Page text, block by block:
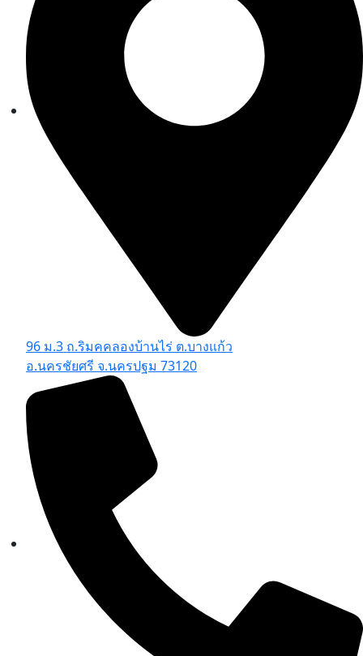
96 ม.3 ถ.ริมคคลองบ้านไร่ ต.บางแก้ว
อ.นครชัยศรี จ.นครปฐม 73120